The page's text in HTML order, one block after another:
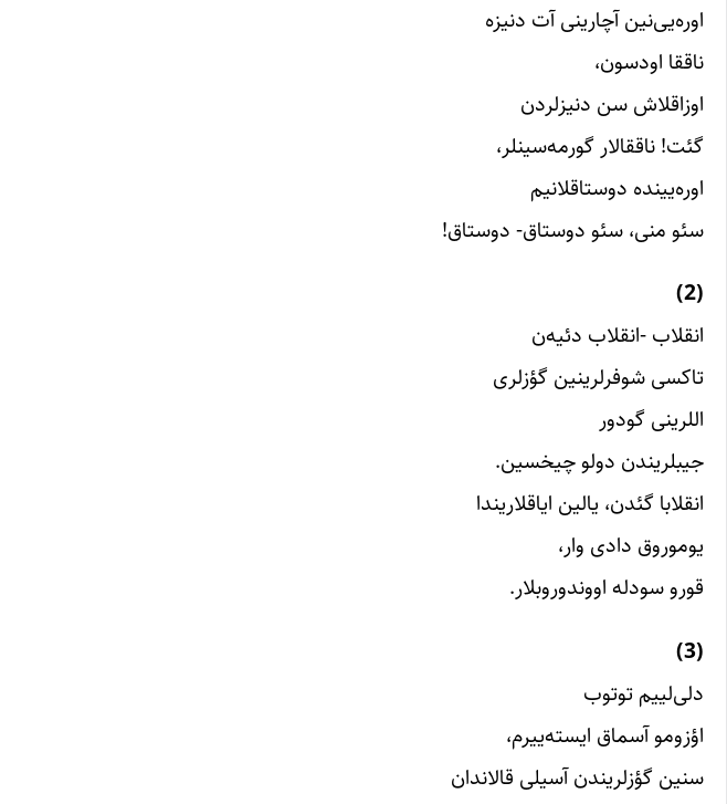
اوره‌یی‌نین آچارینی آت دنیزه
ناققا اودسون،
اوزاقلاش سن دنیزلردن
گئت! ناققالار گورمه‌سینلر،
اوره‌یینده دوستاقلانیم
سئو منی، سئو دوستاق- دوستاق!
(2)
انقلاب -انقلاب دئیه‌ن
تاکسی شوفرلرینین گؤزلری
اللرینی گودور
جیبلریندن دولو چیخسین.
انقلابا گئدن، یالین ایاقلاریندا
یوموروق دادی وار،
قورو سودله اووندوروبلار.
(3)
دلی‌لییم توتوب
اؤزومو آسماق ایسته‌ییرم،
سنین گؤزلریندن آسیلی قالاندان